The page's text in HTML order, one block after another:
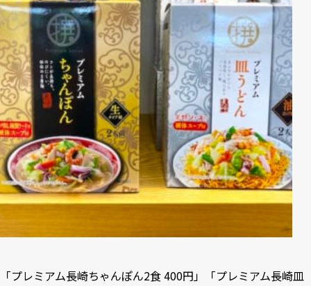
「プレミアム長崎ちゃんぽん2食 400円」「プレミアム長崎皿